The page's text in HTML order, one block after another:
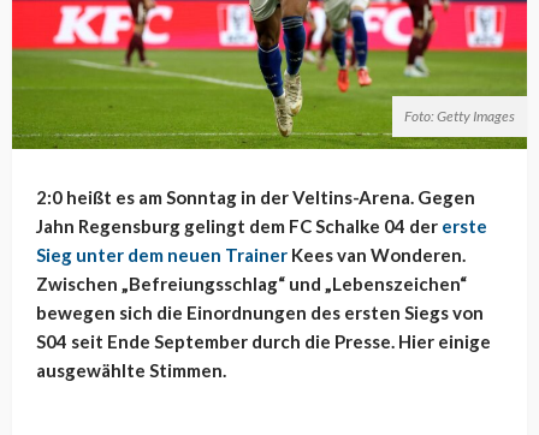
Foto: Getty Images
2:0 heißt es am Sonntag in der Veltins-Arena. Gegen
Jahn Regensburg gelingt dem FC Schalke 04 der erste
Sieg unter dem neuen Trainer Kees van Wonderen.
Zwischen „Befreiungsschlag“ und „Lebenszeichen“
bewegen sich die Einordnungen des ersten Siegs von
S04 seit Ende September durch die Presse. Hier einige
ausgewählte Stimmen.